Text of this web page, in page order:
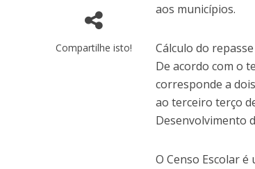
Compartilhe isto!
aos municípios.
Cálculo do repasse
De acordo com o
corresponde a
ao terceiro terço
Desenvolvimento
O Censo Escolar